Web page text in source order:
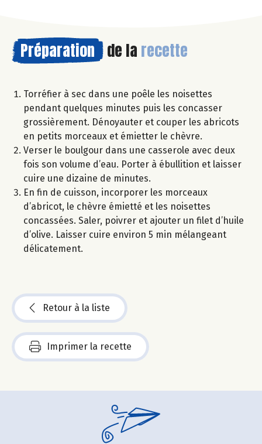
Préparation de la recette
Torréfier à sec dans une poêle les noisettes
pendant quelques minutes puis les concasser
grossièrement. Dénoyauter et couper les abricots
en petits morceaux et émietter le chèvre.
Verser le boulgour dans une casserole avec deux
fois son volume d’eau. Porter à ébullition et laisser
cuire une dizaine de minutes.
En fin de cuisson, incorporer les morceaux
d’abricot, le chèvre émietté et les noisettes
concassées. Saler, poivrer et ajouter un filet d’huile
d’olive. Laisser cuire environ 5 min mélangeant
délicatement.
Retour à la liste
Imprimer la recette